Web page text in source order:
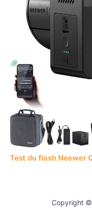
Test du flash Neewer
Copyright